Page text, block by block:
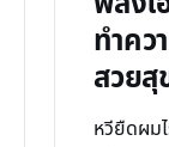
ทำคว
สวยสุ
หวียืดผม